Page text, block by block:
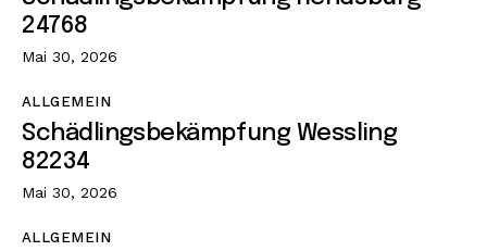
24768
Mai 30, 2026
ALLGEMEIN
Schädlingsbekämpfung Wessling
82234
Mai 30, 2026
ALLGEMEIN